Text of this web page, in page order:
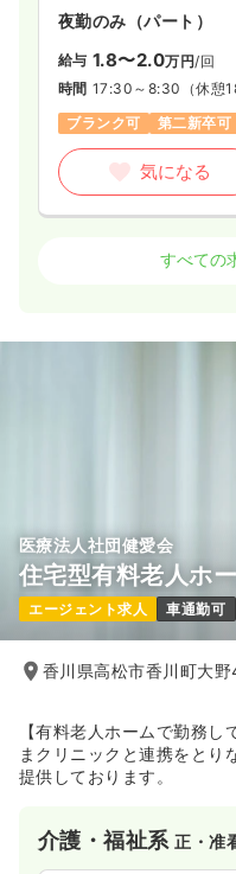
夜勤のみ（パート）
給与 1.8〜2.0万円/回
時間 17:30～8:30 （休憩
ブランク可
第二新卒可
気になる
すべての
医療法人社団健愛会
住宅型有料老人ホ
エージェント求人 車通勤可
香川県高松市香川町大
【有料老人ホームで勤務
まクリニックと連携をとり
提供しております。
介護・福祉系正・准